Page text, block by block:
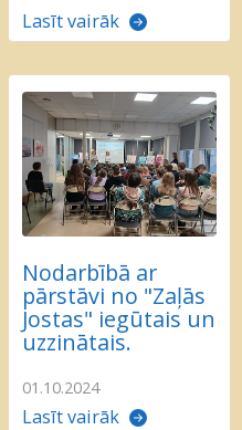
Lasīt vairāk
Nodarbībā ar
pārstāvi no "Zaļās
Jostas" iegūtais un
uzzinātais.
01.10.2024
Lasīt vairāk